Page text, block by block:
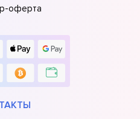
оферта